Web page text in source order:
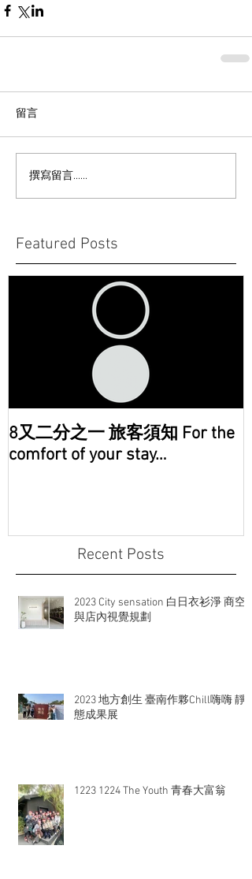
留言
撰寫留言......
Featured Posts
8又二分之一 旅客須知 For the
comfort of your stay…
Recent Posts
2023 City sensation 白日衣衫淨 商空
與店內視覺規劃
2023 地方創生 臺南作夥Chill嗨嗨 靜
態成果展
1223 1224 The Youth 青春大富翁